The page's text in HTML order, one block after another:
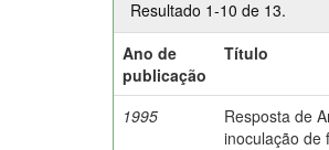
Resultado 1-10 de 13.
Ano de
publicação
Título
1995
Resposta de
inoculação de